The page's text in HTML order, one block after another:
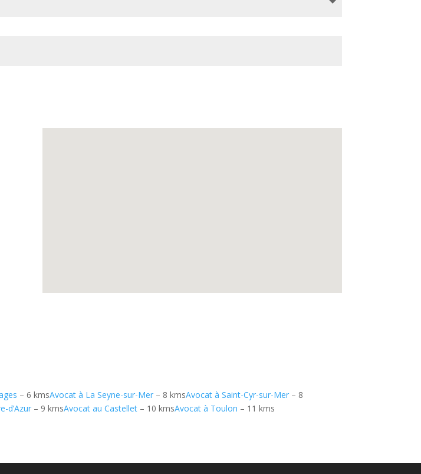
– 6 kmsAvocat à La Seyne-sur-Mer – 8 kmsAvocat à Saint-Cyr-sur-Mer – 8
d’Azur – 9 kmsAvocat au Castellet – 10 kmsAvocat à Toulon – 11 kms